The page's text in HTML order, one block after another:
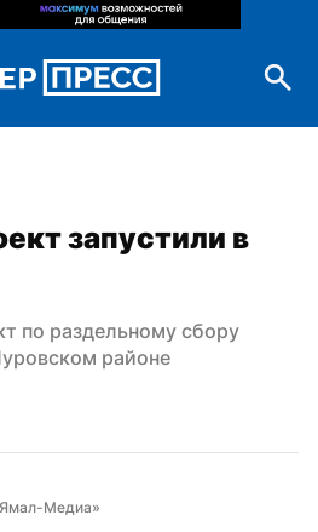
запустили в
по раздельному сбору
районе
Медиа»